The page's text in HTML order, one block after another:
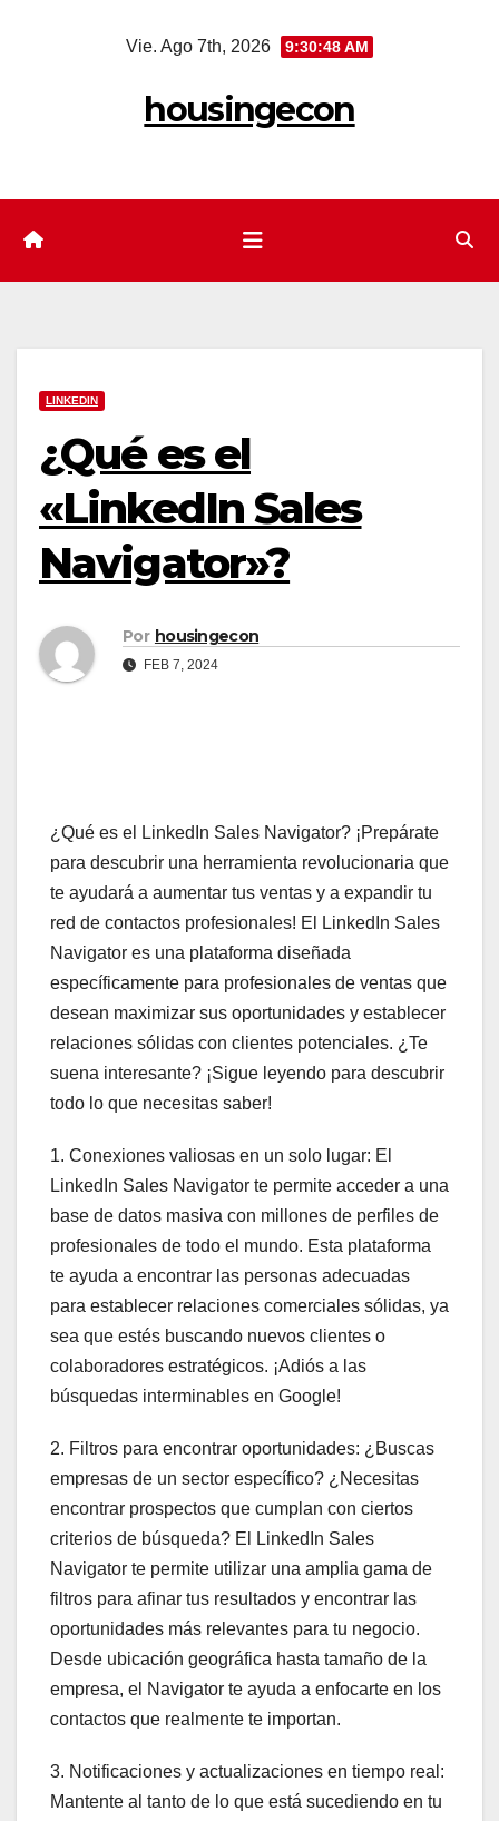
Vie. Ago 7th, 2026 9:30:49 AM
housingecon
LINKEDIN
¿Qué es el
«LinkedIn Sales
Navigator»?
Por housingecon
FEB 7, 2024
¿Qué es el LinkedIn Sales Navigator? ¡Prepárate
para descubrir una herramienta revolucionaria que
te ayudará a aumentar tus ventas y a expandir tu
red de contactos profesionales! El LinkedIn Sales
Navigator es una plataforma diseñada
específicamente para profesionales de ventas que
desean maximizar sus oportunidades y establecer
relaciones sólidas con clientes potenciales. ¿Te
suena interesante? ¡Sigue leyendo para descubrir
todo lo que necesitas saber!
1. Conexiones valiosas en un solo lugar: El
LinkedIn Sales Navigator te permite acceder a una
base de datos masiva con millones de perfiles de
profesionales de todo el mundo. Esta plataforma
te ayuda a encontrar las personas adecuadas
para establecer relaciones comerciales sólidas, ya
sea que estés buscando nuevos clientes o
colaboradores estratégicos. ¡Adiós a las
búsquedas interminables en Google!
2. Filtros para encontrar oportunidades: ¿Buscas
empresas de un sector específico? ¿Necesitas
encontrar prospectos que cumplan con ciertos
criterios de búsqueda? El LinkedIn Sales
Navigator te permite utilizar una amplia gama de
filtros para afinar tus resultados y encontrar las
oportunidades más relevantes para tu negocio.
Desde ubicación geográfica hasta tamaño de la
empresa, el Navigator te ayuda a enfocarte en los
contactos que realmente te importan.
3. Notificaciones y actualizaciones en tiempo real:
Mantente al tanto de lo que está sucediendo en tu